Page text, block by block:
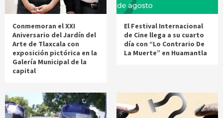
Conmemoran el XXI
Aniversario del Jardín del
Arte de Tlaxcala con
exposición pictórica en la
Galería Municipal de la
capital
El Festival Internacional
de Cine llega a su cuarto
día con “Lo Contrario De
La Muerte” en Huamantla